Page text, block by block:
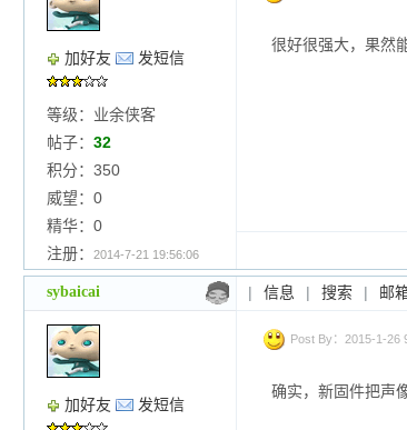
加好友 发短信
等级：业余侠客
帖子： 32
积分：350
威望：0
精华：0
注册：
2014-7-21 19:56:06
很好很强大，果然
sybaicai | 信息 | 搜索 | 邮
加好友 发短信
Post By：2015-1-26
确实，新固件把声